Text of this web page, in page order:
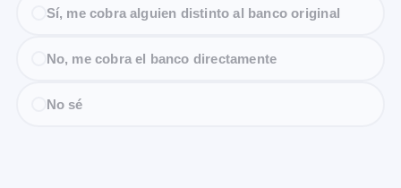
Sí, me cobra alguien distinto al banco original
No, me cobra el banco directamente
No sé